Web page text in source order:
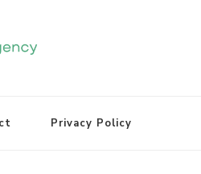
Privacy Policy